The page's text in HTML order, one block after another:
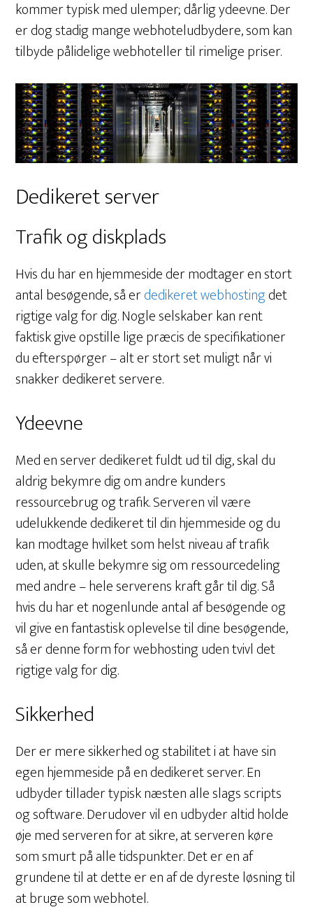
kommer typisk med ulemper; dårlig ydeevne. Der
er dog stadig mange webhoteludbydere, som kan
tilbyde pålidelige webhoteller til rimelige priser.
Dedikeret server
Trafik og diskplads
Hvis du har en hjemmeside der modtager en stort
antal besøgende, så erdedikeret webhostingdet
rigtige valg for dig. Nogle selskaber kan rent
faktisk give opstille lige præcis de specifikationer
du efterspørger – alt er stort set muligt når vi
snakker dedikeret servere.
Ydeevne
Med en server dedikeret fuldt ud til dig, skal du
aldrig bekymre dig om andre kunders
ressourcebrug og trafik. Serveren vil være
udelukkende dedikeret til din hjemmeside og du
kan modtage hvilket som helst niveau af trafik
uden, at skulle bekymre sig om ressourcedeling
med andre – hele serverens kraft går til dig. Så
hvis du har et nogenlunde antal af besøgende og
vil give en fantastisk oplevelse til dine besøgende,
så er denne form for webhosting uden tvivl det
rigtige valg for dig.
Sikkerhed
Der er mere sikkerhed og stabilitet i at have sin
egen hjemmeside på en dedikeret server. En
udbyder tillader typisk næsten alle slags scripts
og software. Derudover vil en udbyder altid holde
øje med serveren for at sikre, at serveren køre
som smurt på alle tidspunkter. Det er en af
grundene til at dette er en af de dyreste løsning til
at bruge som webhotel.